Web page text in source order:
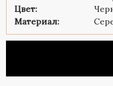
Цвет:
Материал: